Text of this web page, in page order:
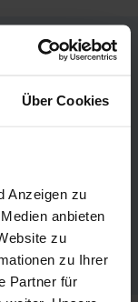
Über Cookies
Anzeigen zu
anbieten
zu
zu Ihrer
Partner für